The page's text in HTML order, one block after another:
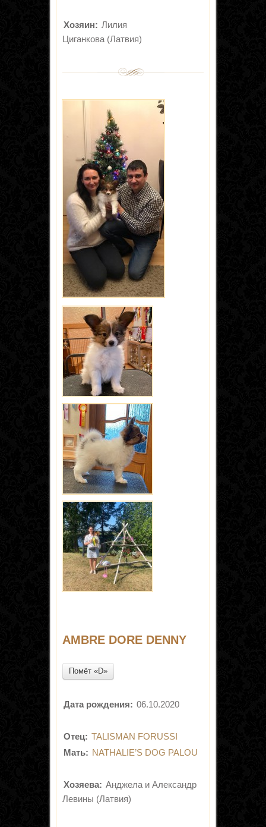
Хозяин: Лилия
Циганкова (Латвия)
AMBRE DORE DENNY
Помёт «D»
Дата рождения: 06.10.2020
Отец: TALISMAN FORUSSI
Мать: NATHALIE’S DOG PALOU
Хозяева: Анджела и Александр
Левины (Латвия)